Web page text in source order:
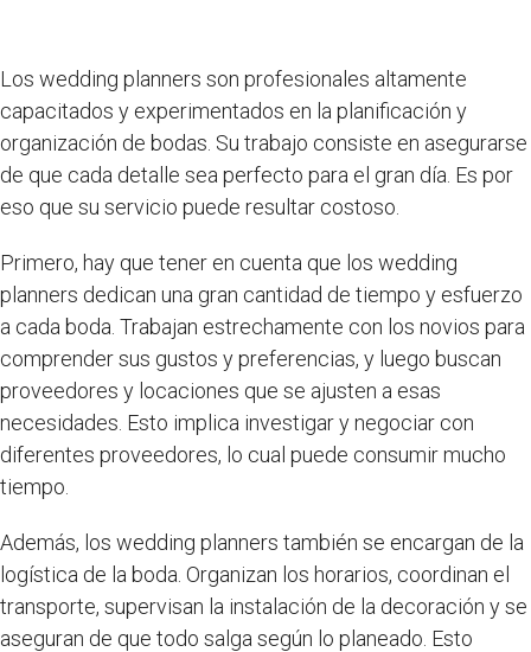
Los wedding planners son profesionales altamente
capacitados y experimentados en la planificación y
organización de bodas. Su trabajo consiste en asegurarse
de que cada detalle sea perfecto para el gran día. Es por
eso que su servicio puede resultar costoso.
Primero, hay que tener en cuenta que los wedding
planners dedican una gran cantidad de tiempo y esfuerzo
a cada boda. Trabajan estrechamente con los novios para
comprender sus gustos y preferencias, y luego buscan
proveedores y locaciones que se ajusten a esas
necesidades. Esto implica investigar y negociar con
diferentes proveedores, lo cual puede consumir mucho
tiempo.
Además, los wedding planners también se encargan de la
logística de la boda. Organizan los horarios, coordinan el
transporte, supervisan la instalación de la decoración y se
aseguran de que todo salga según lo planeado. Esto